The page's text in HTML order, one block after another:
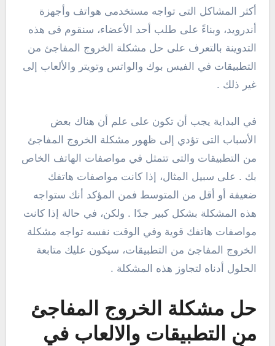
أكثر المشاكل التى تواجه مستخدمى هواتف وأجهزة
أندرويد، وبناءً على طلب أحد الأعضاء، سنقوم فى هذه
التدوينة بالتعرف على حل مشكلة الخروج المفاجئ من
التطبيقات في الفيس بوك والواتس وتويتر والألعاب إلى
غير ذلك .
في البداية يجب أن تكون على علم أن هناك بعض
الأسباب التى تؤدي إلى ظهور مشكلة الخروج المفاجئ
من التطبيقات والتى تتمثل في مواصفات الهاتف الخاص
بك . على سبيل المثال، إذا كانت مواصفات هاتفك
ضعيفة أو أقل من المتوسط فمن المؤكد أنك ستواجه
هذه المشكلة بشكل كبير جدًا . ولكن، في حالة إذا كانت
مواصفات هاتفك قوية وفي الوقت نفسه تواجه مشكلة
الخروج المفاجئ من التطبيقات، سيكون عليك متابعة
الحلول أدناه لتجاوز هذه المشكلة .
حل مشكلة الخروج المفاجئ
من التطبيقات والالعاب في